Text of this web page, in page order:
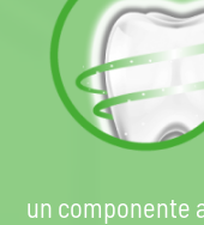
un componente